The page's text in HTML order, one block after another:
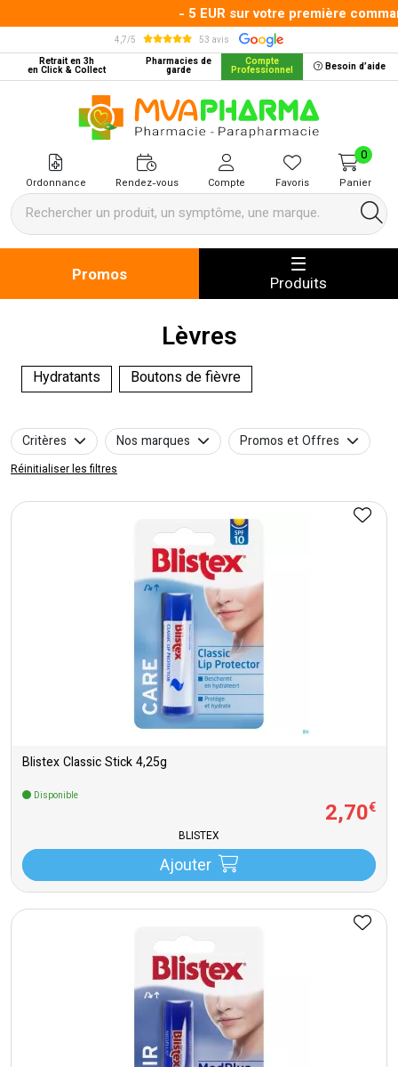
- 5 EUR sur votre première
4,7/5
53 avis
Retrait en 3h
en Click & Collect
Pharmacies de
garde
Compte
Professionnel Besoin d’aide
MVA Pharma Votre pharmacie
Ordonnance Rendez-vous Compte Favoris Panier
0
Promos Produits
Lèvres
Hydratants Boutons de fièvre
Critères Nos marques Promos et Offres
Réinitialiser les filtres
Blistex Classic Stick 4,25g
Disponible
2,70€
BLISTEX
Ajouter